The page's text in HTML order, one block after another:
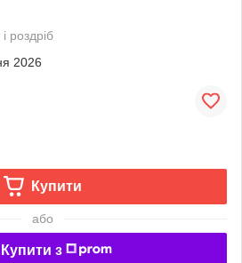
роздріб
2026
Купити
або
Купити з